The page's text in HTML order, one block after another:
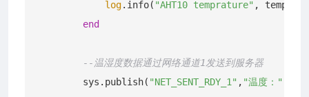
log.info( "AHT10 temprature" ,
end
--温湿度数据通过网络通道1发送到服务器
        sys.publish(
"NET_SENT_RDY_1" , "温度："